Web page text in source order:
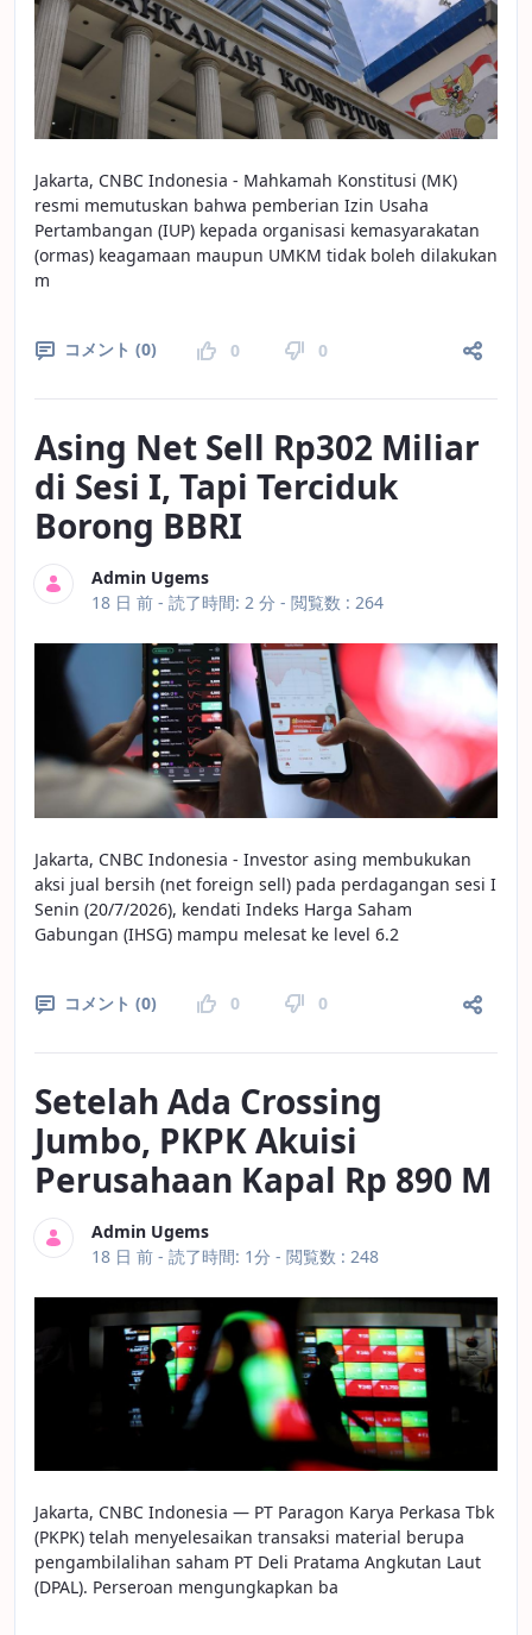
Jakarta, CNBC Indonesia - Mahkamah Konstitusi (MK)
resmi memutuskan bahwa pemberian Izin Usaha
Pertambangan (IUP) kepada organisasi kemasyarakatan
(ormas) keagamaan maupun UMKM tidak boleh dilakukan
m
コメント (0) 0 0
Asing Net Sell Rp302 Miliar
di Sesi I, Tapi Terciduk
Borong BBRI
Admin Ugems
公開日
18 日 前 - 読了時間: 2 分 - 閲覧数 : 264
Jakarta, CNBC Indonesia - Investor asing membukukan
aksi jual bersih (net foreign sell) pada perdagangan sesi I
Senin (20/7/2026), kendati Indeks Harga Saham
Gabungan (IHSG) mampu melesat ke level 6.2
コメント (0) 0 0
Setelah Ada Crossing
Jumbo, PKPK Akuisi
Perusahaan Kapal Rp 890 M
Admin Ugems
公開日
18 日 前 - 読了時間: 1分 - 閲覧数 : 248
Jakarta, CNBC Indonesia — PT Paragon Karya Perkasa Tbk
(PKPK) telah menyelesaikan transaksi material berupa
pengambilalihan saham PT Deli Pratama Angkutan Laut
(DPAL). Perseroan mengungkapkan ba